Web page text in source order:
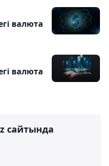
валюта
валюта
сайтында